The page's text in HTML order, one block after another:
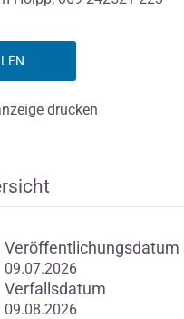
drucken
Veröffentlichungsdatum
09.07.2026
Verfallsdatum
09.08.2026